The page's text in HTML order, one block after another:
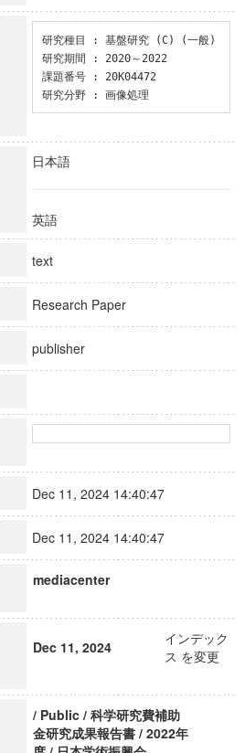
研究種目 : 基盤研究 (C) (一般)
研究期間 : 2020～2022
課題番号 : 20K04472
研究分野 : 画像処理
日本語
英語
text
Research Paper
publisher
Dec 11, 2024 14:40:47
Dec 11, 2024 14:40:47
mediacenter
Dec 11, 2024
インデック
ス を変更
/ Public / 科学研究費補助
金研究成果報告書 / 2022年